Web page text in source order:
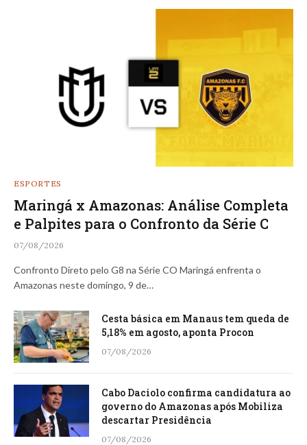
ESPORTES
Maringá x Amazonas: Análise Completa
e Palpites para o Confronto da Série C
07/08/2026
Confronto Direto pelo G8 na Série CO Maringá enfrenta o
Amazonas neste domingo, 9 de…
Cesta básica em Manaus tem queda de
5,18% em agosto, aponta Procon
07/08/2026
Cabo Daciolo confirma candidatura ao
governo do Amazonas após Mobiliza
descartar Presidência
07/08/2026